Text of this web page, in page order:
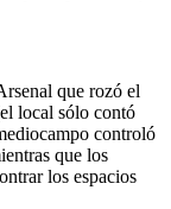
que rozó el
local sólo contó
controló
que los
los espacios